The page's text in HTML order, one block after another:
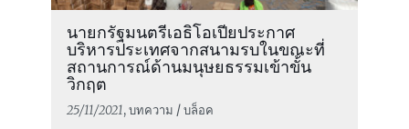
นายกรัฐมนตรีเอธิโอเปียประกาศ
บริหารประเทศจากสนามรบในขณะที่
สถานการณ์ด้านมนุษยธรรมเข้าขั้น
วิกฤต
25/11/2021, บทความ / บล็อค